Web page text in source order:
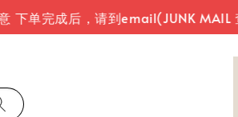
完成后，请到email(JUNK MAIL 查看订